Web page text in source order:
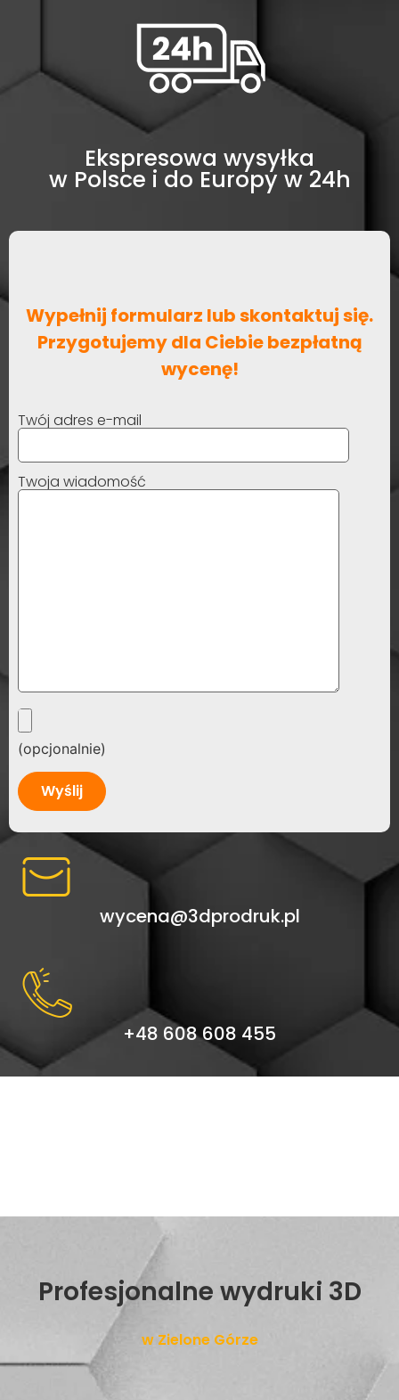
Ekspresowa wysyłka
w Polsce i do Europy w 24h
Wypełnij formularz lub skontaktuj się.
Przygotujemy dla Ciebie bezpłatną
wycenę!
Twój adres e-mail
Twoja wiadomość
(opcjonalnie)
Alternative:
wycena@3dprodruk.pl
+48 608 608 455
Profesjonalne wydruki 3D
w Zielone Górze